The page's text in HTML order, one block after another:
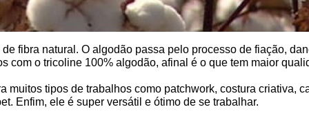
fibra natural. O algodão passa pelo processo de fiação,
com o tricoline 100% algodão, afinal é o que tem maior
muitos tipos de trabalhos como patchwork, costura criativa,
Enfim, ele é super versátil e ótimo de se trabalhar.